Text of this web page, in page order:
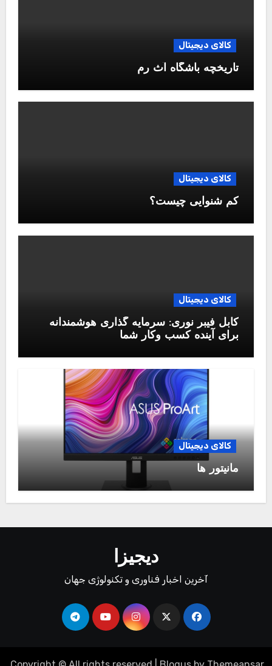
کالای دیجیتال
تاریخچه باشگاه آث رم
کالای دیجیتال
کم شنوایی چیست؟
کالای دیجیتال
کابل فیبر نوری: سرمایه گذاری هوشمندانه
برای آینده کسب وکار شما
کالای دیجیتال
مانیتور ها
دیجیزا
آخرین اخبار فناوری و تکنولوژی جهان